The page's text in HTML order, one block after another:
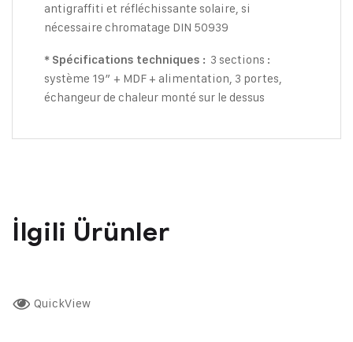
antigraffiti et réfléchissante solaire, si
nécessaire chromatage DIN 50939
* Spécifications techniques : 3 sections :
système 19″ + MDF + alimentation, 3 portes,
échangeur de chaleur monté sur le dessus
İlgili Ürünler
QuickView